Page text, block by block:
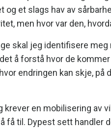
et slags hav av
men hvor var den,
skal jeg identifisere
å forstå hvor de
endringen kan skje, på
en mobilisering av
få til. Dypest sett handler